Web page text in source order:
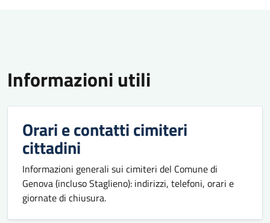
Informazioni utili
Orari e contatti cimiteri
cittadini
Informazioni generali sui cimiteri del Comune di
Genova (incluso Staglieno): indirizzi, telefoni, orari e
giornate di chiusura.